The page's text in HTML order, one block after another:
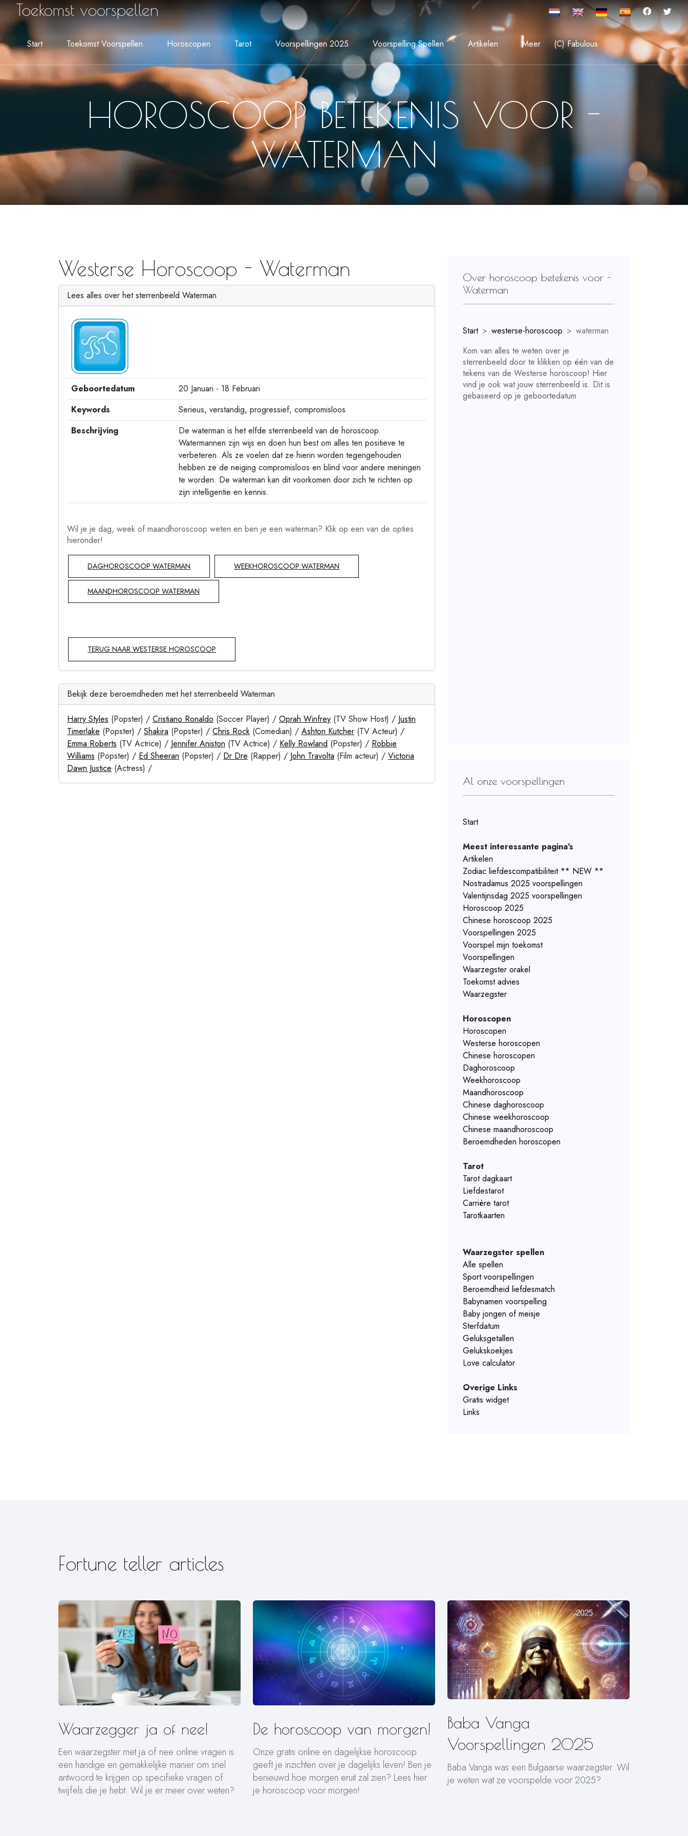
Toekomst voorspellen
Start Toekomst Voorspellen Horoscopen Tarot Voorspellingen 2025 Voorspelling Spellen Artikelen Meer (C) Fabulous
HOROSCOOP BETEKENIS VOOR -
WATERMAN
Westerse Horoscoop - Waterman
Lees alles over het sterrenbeeld Waterman
Geboortedatum
20 Januari - 18 Februari
Keywords
Serieus, verstandig, progressief, compromisloos
Beschrijving
De waterman is het elfde sterrenbeeld van de horoscoop.
Watermannen zijn wijs en doen hun best om alles ten positieve te
verbeteren. Als ze voelen dat ze hierin worden tegengehouden
hebben ze de neiging compromisloos en blind voor andere meningen
te worden. De waterman kan dit voorkomen door zich te richten op
zijn intelligentie en kennis.
Wil je je dag, week of maandhoroscoop weten en ben je een waterman? Klik op een van de opties
hieronder!
DAGHOROSCOOP WATERMAN WEEKHOROSCOOP WATERMAN
MAANDHOROSCOOP WATERMAN
TERUG NAAR WESTERSE HOROSCOOP
Bekijk deze beroemdheden met het sterrenbeeld Waterman
Harry Styles (Popster) / Cristiano Ronaldo (Soccer Player) / Oprah Winfrey (TV Show Host) / Justin
Timerlake (Popster) / Shakira (Popster) / Chris Rock (Comedian) / Ashton Kutcher (TV Acteur) /
Emma Roberts (TV Actrice) / Jennifer Aniston (TV Actrice) / Kelly Rowland (Popster) / Robbie
Williams (Popster) / Ed Sheeran (Popster) / Dr Dre (Rapper) / John Travolta (Film acteur) / Victoria
Dawn Justice (Actress) /
Over horoscoop betekenis voor -
Waterman
Start westerse-horoscoop
waterman
Kom van alles te weten over je
sterrenbeeld door te klikken op één van de
tekens van de Westerse horoscoop! Hier
vind je ook wat jouw sterrenbeeld is. Dit is
gebaseerd op je geboortedatum
Al onze voorspellingen
Start
Meest interessante pagina's
Artikelen
Zodiac liefdescompatibiliteit ** NEW **
Nostradamus 2025 voorspellingen
Valentijnsdag 2025 voorspellingen
Horoscoop 2025
Chinese horoscoop 2025
Voorspellingen 2025
Voorspel mijn toekomst
Voorspellingen
Waarzegster orakel
Toekomst advies
Waarzegster
Horoscopen
Horoscopen
Westerse horoscopen
Chinese horoscopen
Daghoroscoop
Weekhoroscoop
Maandhoroscoop
Chinese daghoroscoop
Chinese weekhoroscoop
Chinese maandhoroscoop
Beroemdheden horoscopen
Tarot
Tarot dagkaart
Liefdestarot
Carrière tarot
Tarotkaarten
Waarzegster spellen
Alle spellen
Sport voorspellingen
Beroemdheid liefdesmatch
Babynamen voorspelling
Baby jongen of meisje
Sterfdatum
Geluksgetallen
Gelukskoekjes
Love calculator
Overige Links
Gratis widget
Links
Fortune teller articles
Waarzegger ja of nee!
Een waarzegster met ja of nee online vragen is
een handige en gemakkelijke manier om snel
antwoord te krijgen op specifieke vragen of
twijfels die je hebt. Wil je er meer over weten?
De horoscoop van morgen!
Onze gratis online en dagelijkse horoscoop
geeft je inzichten over je dagelijks leven! Ben je
benieuwd hoe morgen eruit zal zien? Lees hier
je horoscoop voor morgen!
Baba Vanga
Voorspellingen 2025
Baba Vanga was een Bulgaarse waarzegster. Wil
je weten wat ze voorspelde voor 2025?